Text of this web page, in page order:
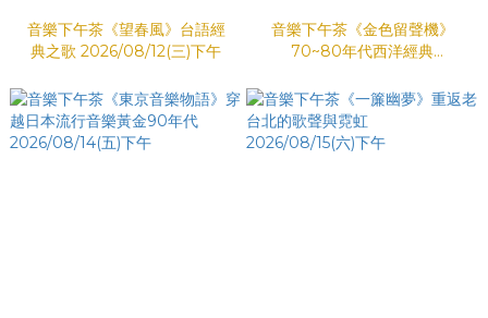
音樂下午茶《望春風》台語經
典之歌 2026/08/12(三)下午
音樂下午茶《金色留聲機》
70~80年代西洋經典